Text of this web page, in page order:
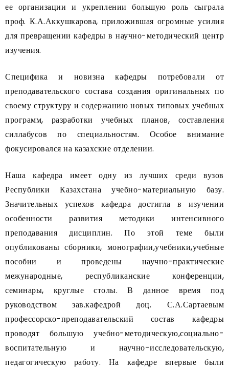
ее организации и укреплении большую роль сыграла
проф. К.А.Аккушкарова, приложившая огромные усилия
для превращении кафедры в научно-методический центр
изучения.
Специфика и новизна кафедры потребовали от
преподавательского состава создания оригинальных по
своему структуру и содержанию новых типовых учебных
программ, разработки учебных планов, составления
силлабусов по специальностям. Особое внимание
фокусировался на казахские отделении.
Наша кафедра имеет одну из лучших среди вузов
Республики Казахстана учебно-материальную базу.
Значительных успехов кафедра достигла в изучении
особенности развития методики интенсивного
преподавания дисциплин. По этой теме были
опубликованы сборники, монографии,учебники,учебные
пособии и проведены научно-практические
межународные, республиканские конференции,
семинары, круглые столы. В данное время под
руководством зав.кафедрой доц. С.А.Сартаевым
профессорско-преподавательский состав кафедры
проводят большую учебно-методическую,социально-
воспитательную и научно-исследовательскую,
педагогическую работу. На кафедре впервые были